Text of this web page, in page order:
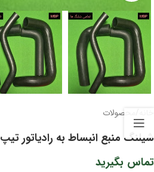
محصولات
شیلنگ منبع انبساط به رادیاتور تیپ 5
تماس بگیرید